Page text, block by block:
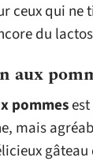
ceux qui ne
du
aux
pommes
mais